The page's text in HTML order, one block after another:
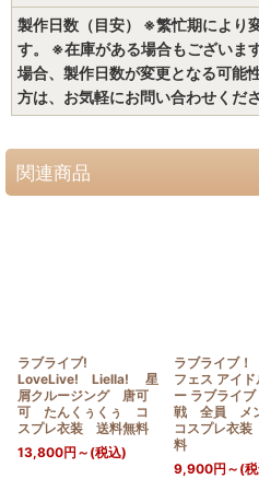
製作日数（目安） ※繁忙期により
す。 ※在庫がある場合もございま
場合、製作日数が変更となる可能
方は、お気軽にお問い合わせくださ
関連商品
ラブライブ!
LoveLive! Liella! 星
屑クルージング 唐可
可 たんくぅくぅ コ
スプレ衣装 送料無料
13,800円 ～ (税込)
ラブライブ
フェス アイ
ー ラブライ
戦 全員 メ
コスプレ衣
料
9,900円 ～ (